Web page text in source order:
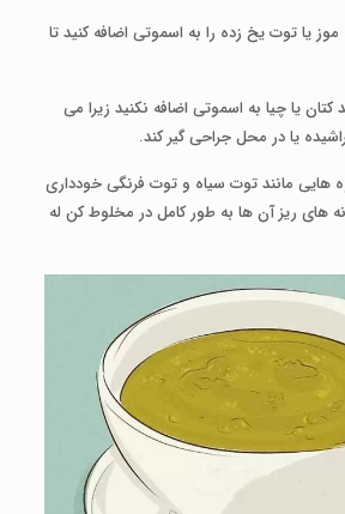
موز یا توت یخ زده را به اسموتی اضافه کنید تا
یا چیا به اسموتی اضافه نکنید زیرا می
یا در محل جراحی گیر کند.
هایی مانند توت سیاه و توت فرنگی خودداری
های ریز آن ها به طور کامل در مخلوط کن له